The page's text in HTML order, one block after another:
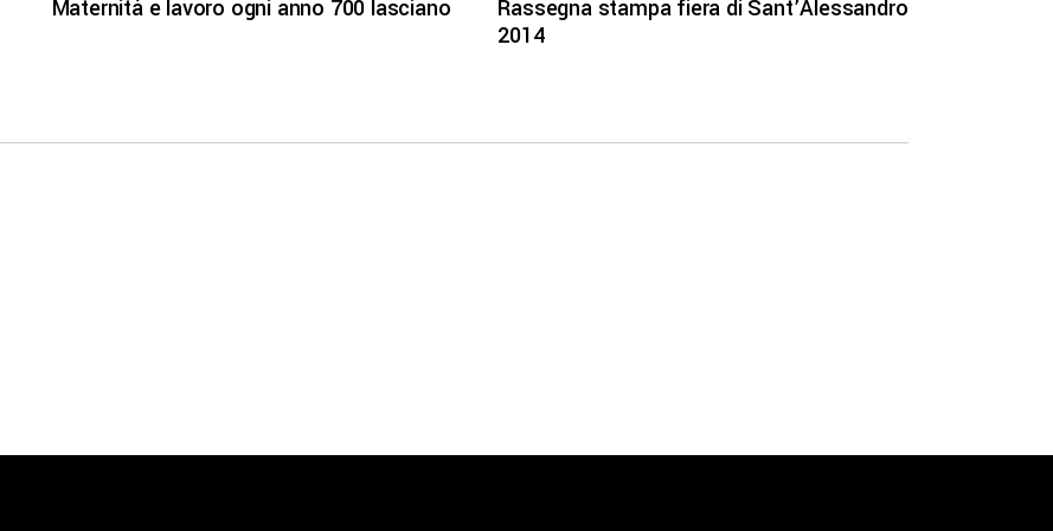
Maternità e lavoro ogni anno 700 lasciano
Rassegna stampa fiera di Sant’Alessandro
2014